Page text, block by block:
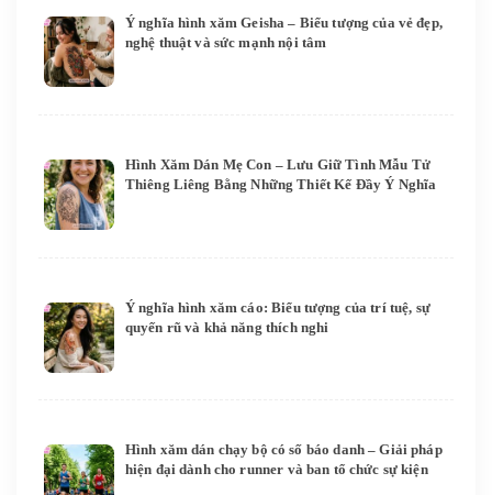
Ý nghĩa hình xăm Geisha – Biểu tượng của vẻ đẹp,
nghệ thuật và sức mạnh nội tâm
Hình Xăm Dán Mẹ Con – Lưu Giữ Tình Mẫu Tử
Thiêng Liêng Bằng Những Thiết Kế Đầy Ý Nghĩa
Ý nghĩa hình xăm cáo: Biểu tượng của trí tuệ, sự
quyến rũ và khả năng thích nghi
Hình xăm dán chạy bộ có số báo danh – Giải pháp
hiện đại dành cho runner và ban tổ chức sự kiện